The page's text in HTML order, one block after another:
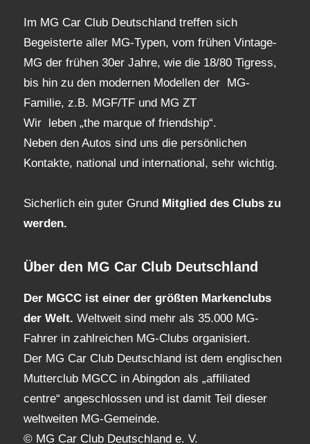
Im MG Car Club Deutschland treffen sich
Begeisterte aller MG-Typen, vom frühen Vintage-
MG der frühen 30er Jahre, wie die 18/80 Tigress,
bis hin zu den modernen Modellen der MG-
Familie, z.B. MGF/TF und MG ZT
Wir leben „the marque of friendship“.
Neben den Autos sind uns die persönlichen
Kontakte, national und international, sehr wichtig.
Sicherlich ein guter Grund Mitglied des Clubs zu
werden.
Über den MG Car Club Deutschland
Der MGCC ist einer der größten Markenclubs
der Welt. Weltweit sind mehr als 35.000 MG-
Fahrer in zahlreichen MG-Clubs organisiert.
Der MG Car Club Deutschland ist dem englischen
Mutterclub MGCC in Abingdon als „affiliated
centre“ angeschlossen und ist damit Teil dieser
weltweiten MG-Gemeinde.
© MG Car Club Deutschland e. V.